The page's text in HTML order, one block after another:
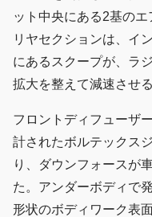
ット中央にある2基のエ
リヤセクションは、イ
にあるスクープが、ラ
拡大を整えて減速させる
フロントディフューザ
計されたボルテックス
り、ダウンフォースが
た。アンダーボディで
形状のボディワーク表